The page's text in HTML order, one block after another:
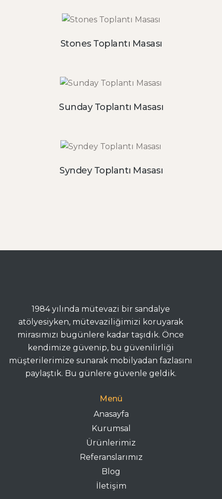
Stones Toplantı Masası
Sunday Toplantı Masası
Syndey Toplantı Masası
1984 yılında mütevazi bir sandalye
atölyesiyken, mütevaziliğimizi koruyarak
mirasımızı bugünlere kadar taşıdık. Önce
kendimize güvenip, bu güvenilirliği
müşterilerimize sunarak mobilyadan fazlasını
paylaştık. Bu günlere güvenle geldik.
Menü
Anasayfa
Kurumsal
Ürünlerimiz
Referanslarımız
Blog
İletişim